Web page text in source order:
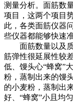
测量分析。面筋
项目，这两个
此，各类面筋仪器问
些仪器都能够快速准
面筋数量以及质量
筋弹性很延展性较差
低、馒头心“蜂窝
粉，蒸制出来的馒
的小麦粉，蒸制出
好、“蜂窝”小且均